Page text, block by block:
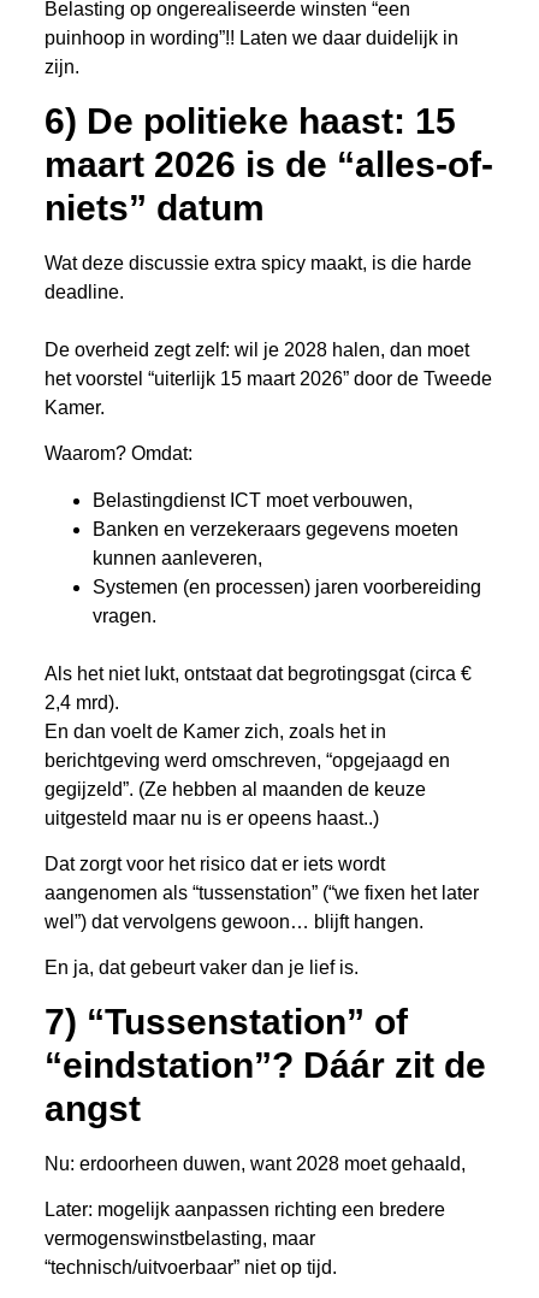
Belasting op ongerealiseerde winsten “een
puinhoop in wording”!! Laten we daar duidelijk in
zijn.
6) De politieke haast: 15
maart 2026 is de “alles-of-
niets” datum
Wat deze discussie extra spicy maakt, is die harde
deadline.
De overheid zegt zelf: wil je 2028 halen, dan moet
het voorstel “uiterlijk 15 maart 2026” door de Tweede
Kamer.
Waarom? Omdat:
Belastingdienst ICT moet verbouwen,
Banken en verzekeraars gegevens moeten
kunnen aanleveren,
Systemen (en processen) jaren voorbereiding
vragen.
Als het niet lukt, ontstaat dat begrotingsgat (circa €
2,4 mrd).
En dan voelt de Kamer zich, zoals het in
berichtgeving werd omschreven, “opgejaagd en
gegijzeld”. (Ze hebben al maanden de keuze
uitgesteld maar nu is er opeens haast..)
Dat zorgt voor het risico dat er iets wordt
aangenomen als “tussenstation” (“we fixen het later
wel”) dat vervolgens gewoon… blijft hangen.
En ja, dat gebeurt vaker dan je lief is.
7) “Tussenstation” of
“eindstation”? Dáár zit de
angst
Nu: erdoorheen duwen, want 2028 moet gehaald,
Later: mogelijk aanpassen richting een bredere
vermogenswinstbelasting, maar
“technisch/uitvoerbaar” niet op tijd.